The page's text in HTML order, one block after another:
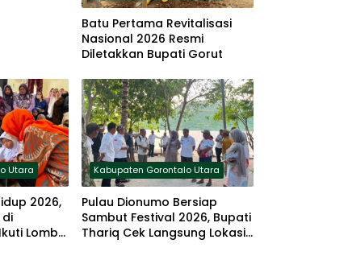
Batu Pertama Revitalisasi
Nasional 2026 Resmi
Diletakkan Bupati Gorut
Utara
2026,
di
Lomba
Kabupaten Gorontalo Utara
Pulau Dionumo Bersiap
Sambut Festival 2026, Bupati
Thariq Cek Langsung Lokasi